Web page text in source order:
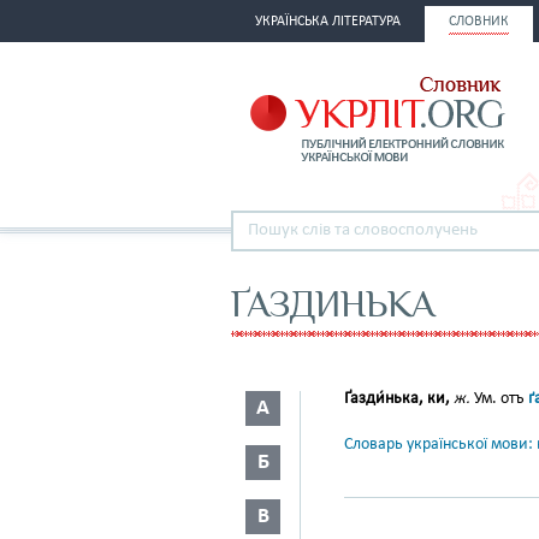
УКРАЇНСЬКА ЛІТЕРАТУРА СЛОВНИК
ҐАЗДИНЬКА
А
Б
В
Ґазди́нька, ки, ж. Ум. отъ
Словарь української